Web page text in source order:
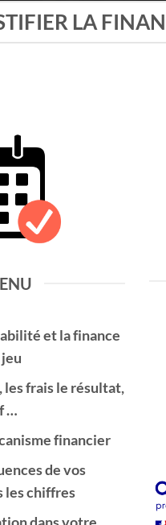
LA
et la finance
les frais le résultat,
…
financier
de vos
les chiffres